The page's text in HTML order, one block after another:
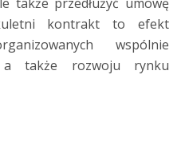
kontrakt to efekt
wspólnie
a także rozwoju rynku